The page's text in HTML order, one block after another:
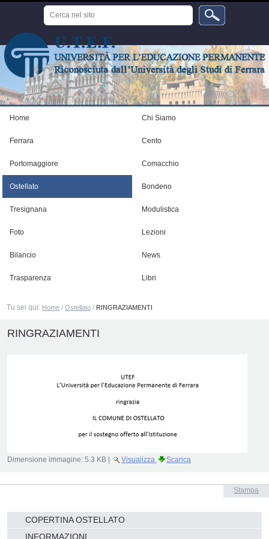
Cerca
nel
sito
Home Chi Siamo
Ferrara Cento
Portomaggiore Comacchio
Ostellato Bondeno
Tresignana Modulistica
Foto Lezioni
Bilancio News
Trasparenza Libri
Tu sei qui: Home /Ostellato / RINGRAZIAMENTI
RINGRAZIAMENTI
Dimensione immagine: 5.3 KB | Visualizza Scarica
Stampa
Navigazione
COPERTINA OSTELLATO
INFORMAZIONI